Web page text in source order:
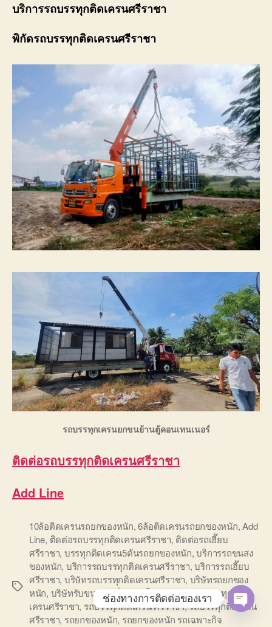
บริการรถบรรทุกติดเครนศรีราชา
พิกัดรถบรรทุกติดเครนศรีราชา
รถบรรทุกเครนยกขนย้านตู้คอนเทนเนอร์
ติดต่อรถบรรทุกติดเครนศรีราชา
Add Line
Tags
10ล้อติดเครนรถยกของหนัก,6ล้อติดเครนรถยกของหนัก,Add
Line, ติดต่อรถบรรทุกติดเครนศรีราชา, ติดต่อรถเฮี๊ยบ
ศรีราชา, บรรทุกติดเครน5ตันรถยกของหนัก,บริการรถขนสง
ของหนัก, บริการรถบรรทุกติดเครนศรีราชา,บริการรถเฮี๊ยบ
ศรีราชา, บริษัทรถบรรทุกติดเครนศรีราชา, บริษัทรถยกของ
หนัก, บริษัทรับขนส่ง เครื่องจักรโรงงาน,พิกัดรถบรรทุกติด
เครนศรีราชา, รถบรรทุกติดเครน ศรีราชา,รถบรรทุกติดเครน
ศรีราชา, รถยกของหนัก, รถยกของหนัก รถเฉพาะกิจ
ช่องทางการติดต่อของเรา